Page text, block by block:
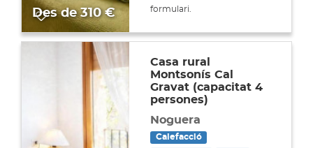
Des de 310 € formulari.
Casa rural
Montsonís Cal
Gravat (capacitat 4
persones)
Noguera
Calefacció